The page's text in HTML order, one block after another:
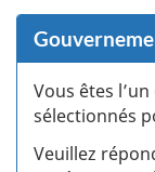
Vous êtes
sélectionnés
Veuillez